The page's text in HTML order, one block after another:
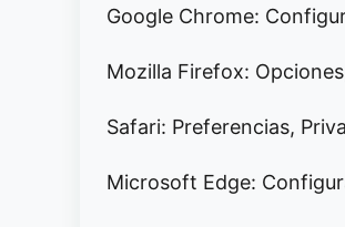
Google Chrome:
Mozilla Firefox:
Safari: Preferencias,
Microsoft Edge: